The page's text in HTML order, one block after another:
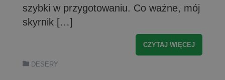
szybki w przygotowaniu. Co ważne, mój
skyrnik […]
CZYTAJ WIĘCEJ
DESERY